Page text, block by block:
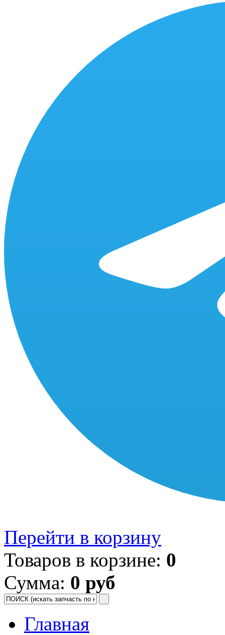
Перейти в корзину
Товаров в корзине: 0
Сумма: 0 руб
Главная